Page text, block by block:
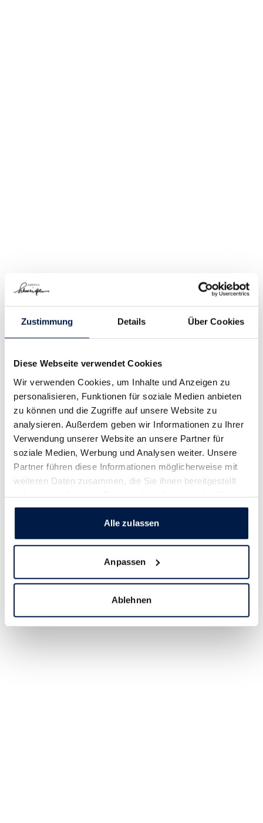
Zustimmung Details Über Cookies
Diese Webseite verwendet Cookies
Wir verwenden Cookies, um Inhalte und Anzeigen zu
personalisieren, Funktionen für soziale Medien anbieten
zu können und die Zugriffe auf unsere Website zu
analysieren. Außerdem geben wir Informationen zu Ihrer
Verwendung unserer Website an unsere Partner für
soziale Medien, Werbung und Analysen weiter. Unsere
Partner führen diese Informationen möglicherweise mit
weiteren Daten zusammen, die Sie ihnen bereitgestellt
gesammelt haben.
Alle zulassen
Anpassen
Ablehnen